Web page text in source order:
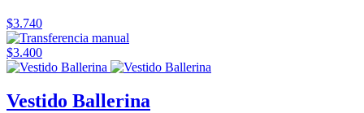
$3.740
$3.400
Vestido Ballerina